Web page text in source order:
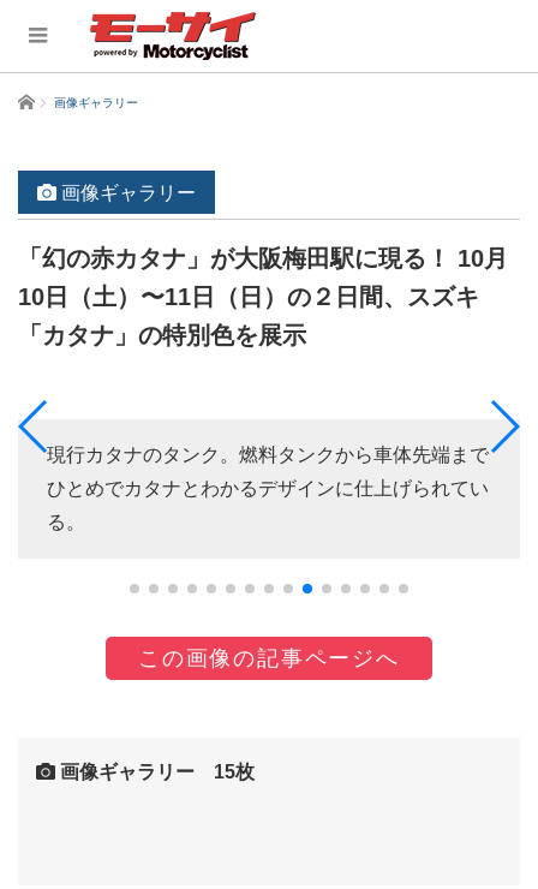
ホーム 画像ギャラリー
画像ギャラリー
「幻の赤カタナ」が大阪梅田駅に現る！ 10月
10日（土）〜11日（日）の２日間、スズキ
「カタナ」の特別色を展示
現行カタナのタンク。燃料タンクから車体先端まで
ひとめでカタナとわかるデザインに仕上げられてい
る。
この画像の記事ページへ
画像ギャラリー 15枚